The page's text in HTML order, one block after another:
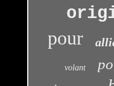
pour
volant